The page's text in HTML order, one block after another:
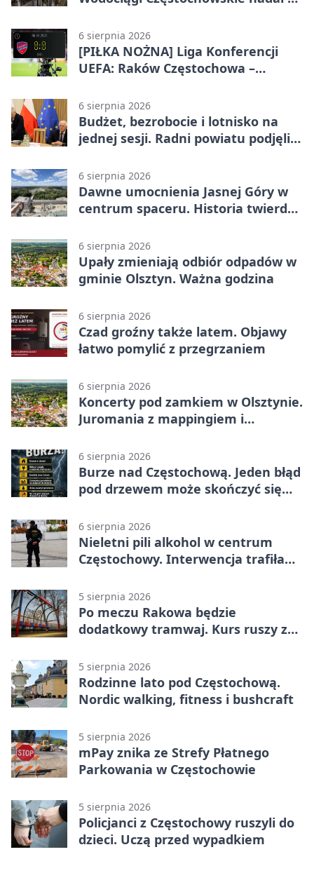
6 sierpnia 2026
[PIŁKA NOŻNA] Liga Konferencji
UEFA: Raków Częstochowa –
meczu III rundy eliminacji
6 sierpnia 2026
Budżet, bezrobocie i lotnisko na
jednej sesji. Radni powiatu podjęli
6 sierpnia 2026
Dawne umocnienia Jasnej Góry w
centrum spaceru. Historia twierdzy
6 sierpnia 2026
Upały zmieniają odbiór odpadów w
gminie Olsztyn. Ważna godzina
6 sierpnia 2026
Czad groźny także latem. Objawy
łatwo pomylić z przegrzaniem
6 sierpnia 2026
Koncerty pod zamkiem w Olsztynie.
Juromania z mappingiem i
6 sierpnia 2026
Burze nad Częstochową. Jeden błąd
pod drzewem może skończyć się
6 sierpnia 2026
Nieletni pili alkohol w centrum
Częstochowy. Interwencja trafiła
5 sierpnia 2026
Po meczu Rakowa będzie
dodatkowy tramwaj. Kurs ruszy ze
5 sierpnia 2026
Rodzinne lato pod Częstochową.
Nordic walking, fitness i bushcraft
5 sierpnia 2026
mPay znika ze Strefy Płatnego
Parkowania w Częstochowie
5 sierpnia 2026
Policjanci z Częstochowy ruszyli do
dzieci. Uczą przed wypadkiem